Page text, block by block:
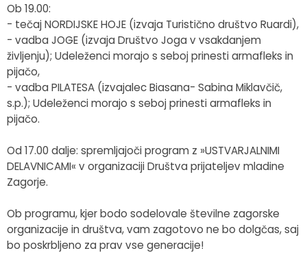
Ob 19.00:
- tečaj NORDIJSKE HOJE (izvaja Turistično društvo Ruardi),
- vadba JOGE (izvaja Društvo Joga v vsakdanjem
življenju); Udeleženci morajo s seboj prinesti armafleks in
pijačo,
- vadba PILATESA (izvajalec Biasana- Sabina Miklavčič,
s.p.); Udeleženci morajo s seboj prinesti armafleks in
pijačo.
Od 17.00 dalje: spremljajoči program z »USTVARJALNIMI
DELAVNICAMI« v organizaciji Društva prijateljev mladine
Zagorje.
Ob programu, kjer bodo sodelovale številne zagorske
organizacije in društva, vam zagotovo ne bo dolgčas, saj
bo poskrbljeno za prav vse generacije!